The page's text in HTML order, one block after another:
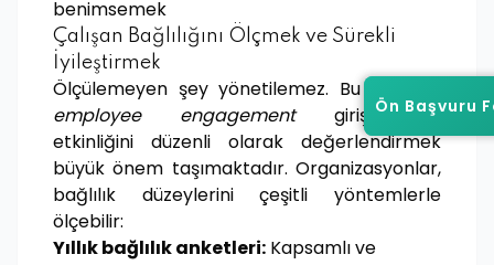
Ön Başvuru
benimsemek
Çalışan Bağlılığını Ölçmek ve Sürekli
İyileştirmek
Ölçülemeyen şey yönetilemez. Bu nedenle
employee engagementgirişimlerinin
etkinliğini düzenli olarak değerlendirmek
büyük önem taşımaktadır. Organizasyonlar,
bağlılık düzeylerini çeşitli yöntemlerle
ölçebilir:
Yıllık bağlılık anketleri: Kapsamlı ve
Ön Başvuru